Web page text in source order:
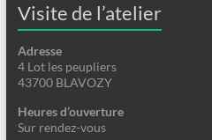
Visite de l’atelier
Adresse
4 Lot les peupliers
43700 BLAVOZY
Heures d’ouverture
Sur rendez-vous